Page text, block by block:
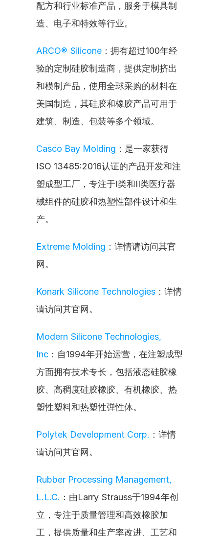
配方和行业标准产品，服务于模具制
造、电子和特效等行业。
ARCO® Silicone ：拥有超过100年经
验的定制硅胶制造商，提供定制挤出
和模制产品，使用全球采购的材料在
美国制造，其硅胶和橡胶产品可用于
建筑、制造、包装等多个领域。
Casco Bay Molding ：是一家获得
ISO 13485:2016认证的产品开发和注
塑成型工厂，专注于I类和II类医疗器
械组件的硅胶和热塑性部件设计和生
产。
Extreme Molding ：详情请访问其官
网。
Konark Silicone Technologies ：详情
请访问其官网。
Modern Silicone Technologies,
Inc ：自1994年开始运营，在注塑成型
方面拥有技术专长，包括液态硅胶橡
胶、高稠度硅胶橡胶、有机橡胶、热
塑性塑料和热塑性弹性体。
Polytek Development Corp. ：详情
请访问其官网。
Rubber Processing Management,
L.L.C. ：由Larry Strauss于1994年创
立，专注于质量管理和高效橡胶加
工，提供质量和生产率改进、工艺和